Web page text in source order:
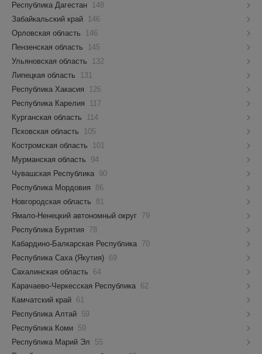
Республика Дагестан 148
Забайкальский край 146
Орловская область
146
Пензенская область
145
Ульяновская область
132
Липецкая область
131
Республика Хакасия
126
Республика Карелия
117
Курганская область
114
Псковская область
105
Костромская область
101
Мурманская область
94
Чувашская Республика 90
Республика Мордовия
86
Новгородская область
81
Ямало-Ненецкий автономный округ 79
Республика Бурятия
78
Кабардино-Балкарская Республика 70
Республика Саха (Якутия) 69
Сахалинская область
64
Карачаево-Черкесская Республика 62
Камчатский край 61
Республика Алтай 59
Республика Коми 59
Республика Марий Эл
55